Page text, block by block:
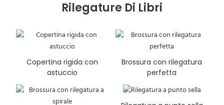
Rilegature Di Libri
Copertina rigida con
astuccio
Brossura con rilegatura
perfetta